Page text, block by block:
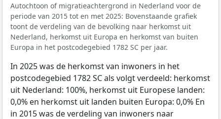
Autochtoon of migratieachtergrond in Nederland voor de
periode van 2015 tot en met 2025: Bovenstaande grafiek
toont de verdeling van de bevolking naar herkomst uit
Nederland, herkomst uit Europa en herkomst van buiten
Europa in het postcodegebied 1782 SC per jaar.
In 2025 was de herkomst van inwoners in het
postcodegebied 1782 SC als volgt verdeeld: herkomst
uit Nederland: 100%, herkomst uit Europese landen:
0,0% en herkomst uit landen buiten Europa: 0,0% En
in 2015 was de verdeling van inwoners naar